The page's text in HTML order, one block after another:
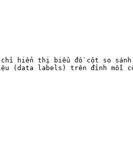
hiển thị biểu đồ cột so sánh
liệu (data labels) trên đỉnh mỗi